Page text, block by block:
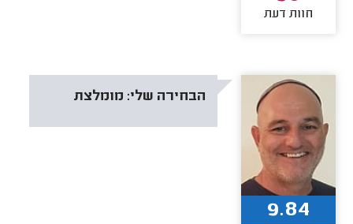
חוות דעת
הבחירה שלי: מומלצת
9.84